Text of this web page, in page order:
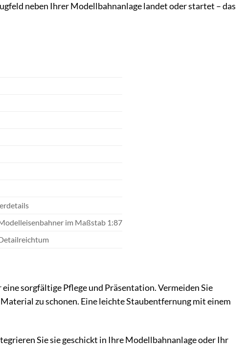
neben Ihrer Modellbahnanlage landet oder startet – das
im Maßstab 1:87
sorgfältige Pflege und Präsentation. Vermeiden Sie
zu schonen. Eine leichte Staubentfernung mit einem
Sie sie geschickt in Ihre Modellbahnanlage oder Ihr